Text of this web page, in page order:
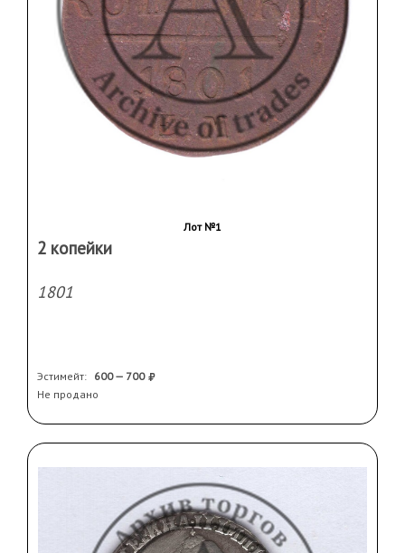
Лот №1
2 копейки
1801
Эстимейт: 600 — 700
Не продано